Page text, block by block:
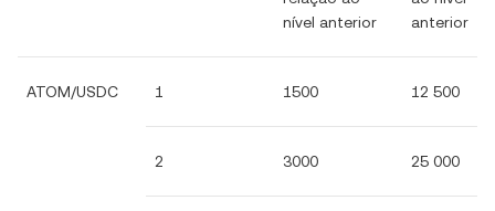
nível anterior
anterior
ATOM/USDC 1 1500 12 500
2 3000 25 000